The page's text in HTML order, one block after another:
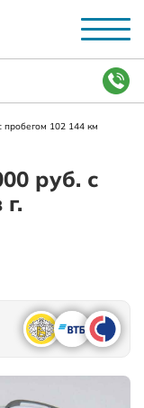
102 144 км
руб. с